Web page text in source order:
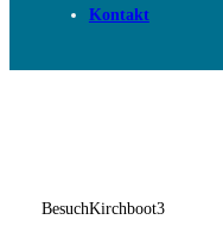
Kontakt
BesuchKirchboot3